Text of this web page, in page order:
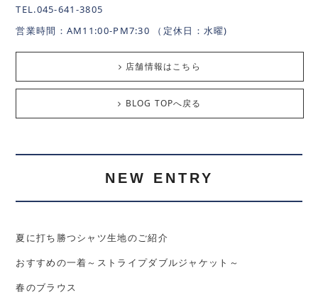
TEL.045-641-3805
営業時間：AM11:00-PM7:30 （定休日：水曜)
店舗情報はこちら
BLOG TOPへ戻る
NEW ENTRY
夏に打ち勝つシャツ生地のご紹介
おすすめの一着～ストライプダブルジャケット～
春のブラウス